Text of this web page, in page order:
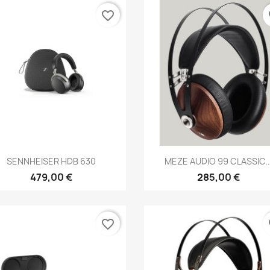
Anteprima
SENNHEISER HDB 630
479,00 €
favorite_border
Anteprima
MEZE AUDIO 99
285,00 €
favorite_border